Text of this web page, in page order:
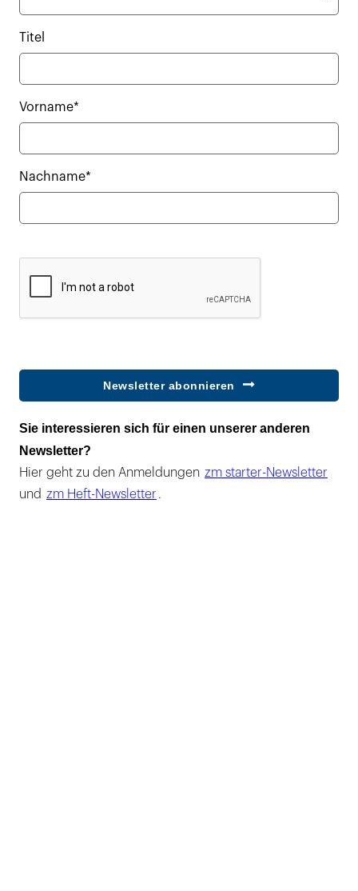
Titel
Vorname*
Nachname*
Newsletter abonnieren
Sie interessieren sich für einen unserer anderen
Newsletter?
Hier geht zu den Anmeldungen zm starter-Newsletter
und zm Heft-Newsletter .